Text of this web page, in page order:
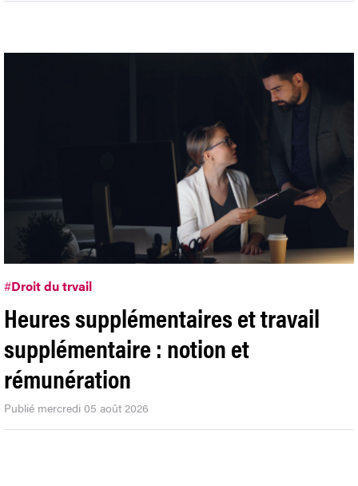
#Droit du trvail
Heures supplémentaires et travail
supplémentaire : notion et
rémunération
Publié mercredi 05 août 2026